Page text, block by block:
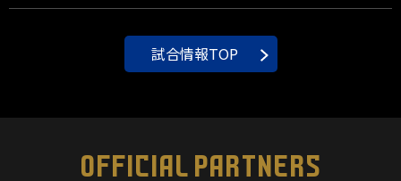
試合情報TOP
OFFICIAL PARTNERS